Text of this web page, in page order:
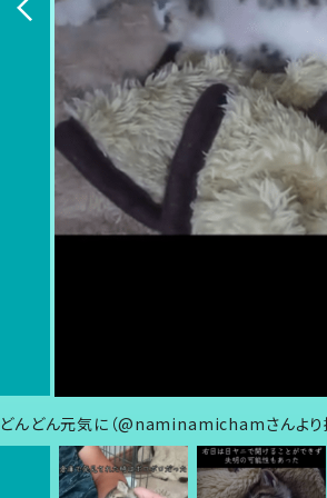
どんどん元気に（@naminamichamさんより